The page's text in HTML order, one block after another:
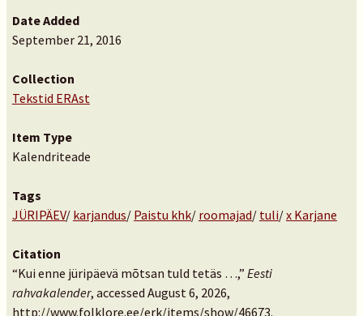
Date Added
September 21, 2016
Collection
Tekstid ERAst
Item Type
Kalendriteade
Tags
JÜRIPÄEV/ karjandus/ Paistu khk/ roomajad/ tuli/x Karjane
Citation
“Kui enne jüripäevä mõtsan tuld tetäs …,” Eesti
rahvakalender, accessed August 6, 2026,
http://www.folklore.ee/erk/items/show/46673.